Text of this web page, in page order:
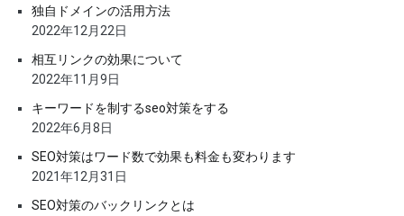
独自ドメインの活用方法
2022年12月22日
相互リンクの効果について
2022年11月9日
キーワードを制するseo対策をする
2022年6月8日
SEO対策はワード数で効果も料金も変わります
2021年12月31日
SEO対策のバックリンクとは